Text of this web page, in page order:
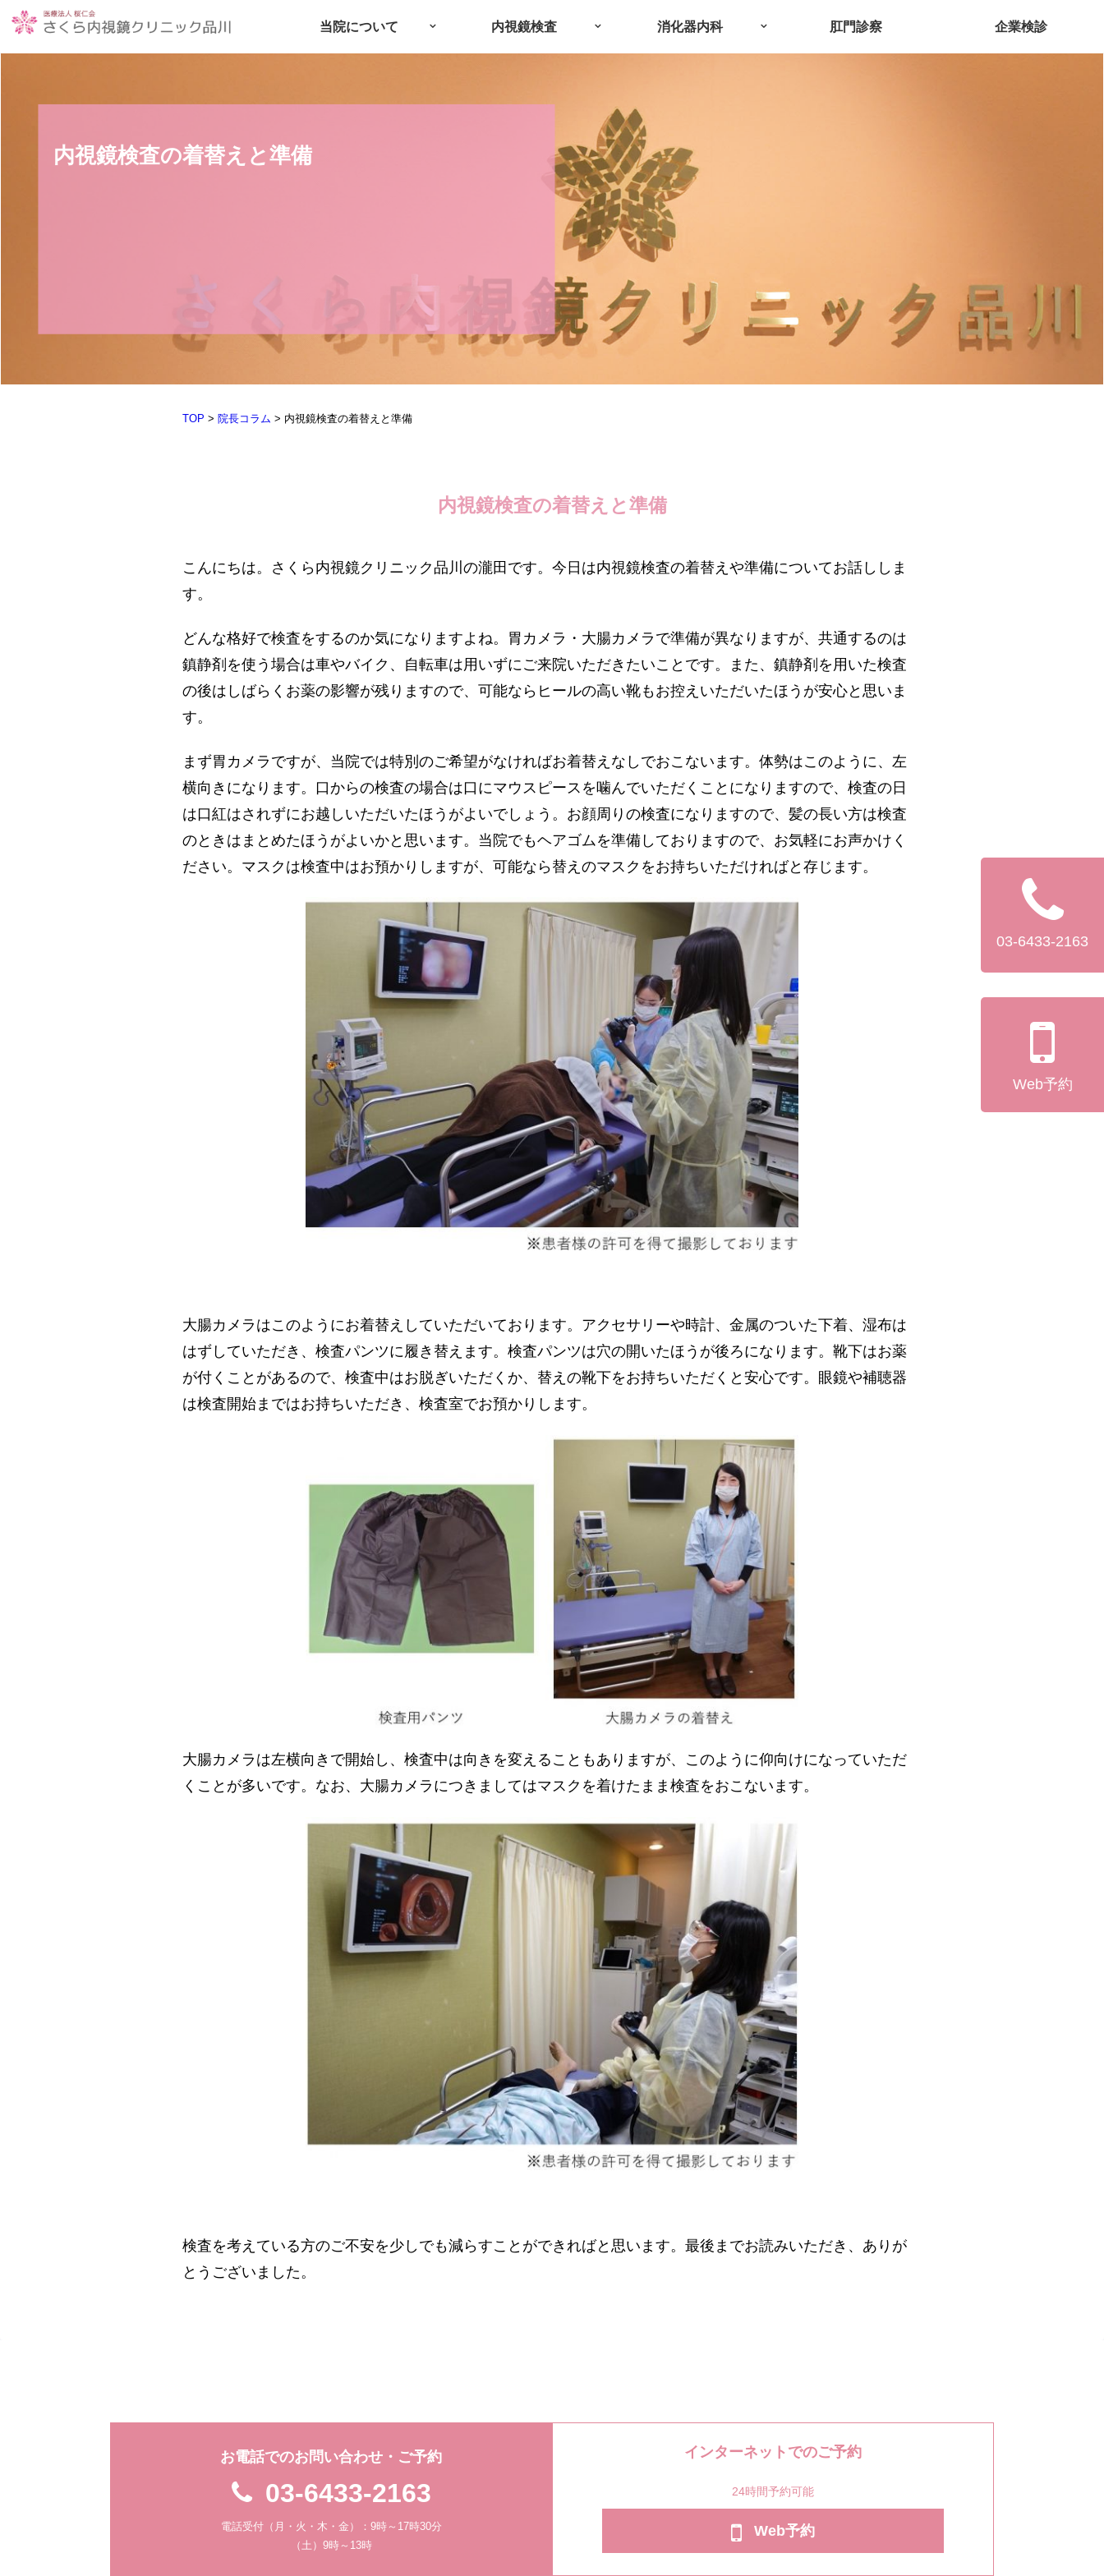
当院について 内視鏡検査 消化器内科 肛門診察 企業検診
03-6433-2163
Web予約
内視鏡検査の着替えと準備
TOP >院長コラム > 内視鏡検査の着替えと準備
内視鏡検査の着替えと準備
こんにちは。さくら内視鏡クリニック品川の瀧田です。今日は内視鏡検査の着替えや準備についてお話ししま
す。
どんな格好で検査をするのか気になりますよね。胃カメラ・大腸カメラで準備が異なりますが、共通するのは
鎮静剤を使う場合は車やバイク、自転車は用いずにご来院いただきたいことです。また、鎮静剤を用いた検査
の後はしばらくお薬の影響が残りますので、可能ならヒールの高い靴もお控えいただいたほうが安心と思いま
す。
まず胃カメラですが、当院では特別のご希望がなければお着替えなしでおこないます。体勢はこのように、左
横向きになります。口からの検査の場合は口にマウスピースを噛んでいただくことになりますので、検査の日
は口紅はされずにお越しいただいたほうがよいでしょう。お顔周りの検査になりますので、髪の長い方は検査
のときはまとめたほうがよいかと思います。当院でもヘアゴムを準備しておりますので、お気軽にお声かけく
ださい。マスクは検査中はお預かりしますが、可能なら替えのマスクをお持ちいただければと存じます。
大腸カメラはこのようにお着替えしていただいております。アクセサリーや時計、金属のついた下着、湿布は
はずしていただき、検査パンツに履き替えます。検査パンツは穴の開いたほうが後ろになります。靴下はお薬
が付くことがあるので、検査中はお脱ぎいただくか、替えの靴下をお持ちいただくと安心です。眼鏡や補聴器
は検査開始まではお持ちいただき、検査室でお預かりします。
大腸カメラは左横向きで開始し、検査中は向きを変えることもありますが、このように仰向けになっていただ
くことが多いです。なお、大腸カメラにつきましてはマスクを着けたまま検査をおこないます。
検査を考えている方のご不安を少しでも減らすことができればと思います。最後までお読みいただき、ありが
とうございました。
お電話でのお問い合わせ・ご予約
03-6433-2163
電話受付（月・火・木・金）：9時～17時30分
（土）9時～13時
インターネットでのご予約
24時間予約可能
Web予約